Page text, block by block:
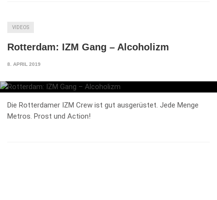
VIDEOS
Rotterdam: IZM Gang – Alcoholizm
8. APRIL 2019
Die Rotterdamer IZM Crew ist gut ausgerüstet. Jede Menge
Metros. Prost und Action!